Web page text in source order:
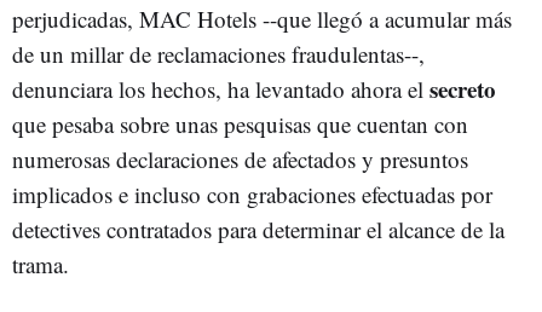
perjudicadas, MAC Hotels --que llegó a acumular más
de un millar de reclamaciones fraudulentas--,
denunciara los hechos, ha levantado ahora el secreto
que pesaba sobre unas pesquisas que cuentan con
numerosas declaraciones de afectados y presuntos
implicados e incluso con grabaciones efectuadas por
detectives contratados para determinar el alcance de la
trama.